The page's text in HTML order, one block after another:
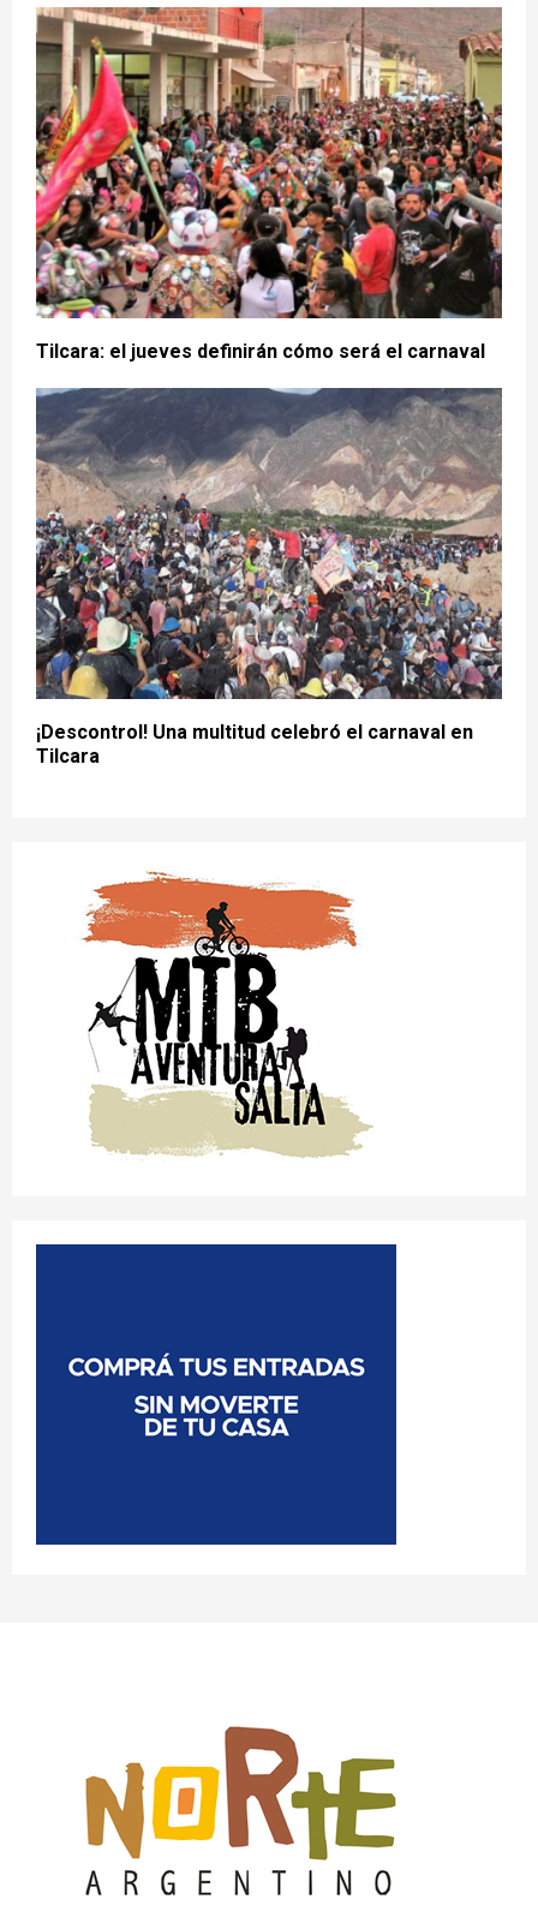
Tilcara: el jueves definirán cómo será el carnaval
¡Descontrol! Una multitud celebró el carnaval en
Tilcara